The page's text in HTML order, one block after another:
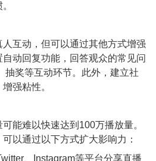
互动，但可以通过其他方式增强
动回复功能，回答观众的常见问
抽奖等互动环节。此外，建立社
强粘性。
难以快速达到100万播放量。
以通过以下方式扩大影响力：
、Instagram等平台分享直播